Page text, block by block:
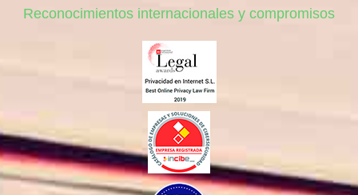
Reconocimientos internacionales y compromisos